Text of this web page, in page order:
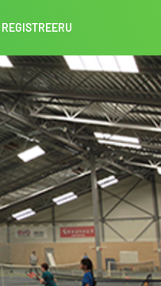
REGISTREERU